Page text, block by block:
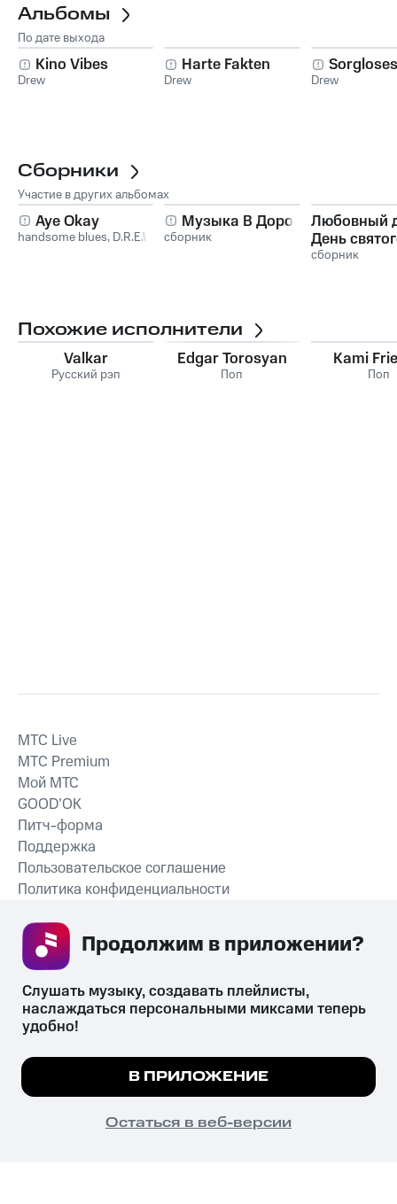
Альбомы
По дате выхода
Kino Vibes
Drew
Harte Fakten
Drew Drew
Сборники
Участие в других альбомах
Aye Okay
handsome blues, D.R.E.W
Музыка В Дорогу
сборник
Любовный
День
Валентина.
сборник
Похожие исполнители
Valkar
Русский рэп
Edgar Torosyan
Поп
Kami
Поп
СКАЧАТЬ ПРИЛОЖЕНИЕ
MTС Live
MTС Premium
Мой МТС
GOOD’OK
Питч-форма
Поддержка
Пользовательское соглашение
Политика конфиденциальности
психотропных веществ, их аналогов причиняет вред здоровью,
их незаконный оборот запрещён и влечёт установленную
законодательством ответственность.
© 2026 ООО «КИОН».
Все права защищены
Мы используем куки, чтобы на сайте все
Подробнее
ПОНЯТНО
Слушать музыку, создавать плейлисты,
наслаждаться персональными миксами теперь
удобно!
В ПРИЛОЖЕНИЕ
Остаться в веб-версии